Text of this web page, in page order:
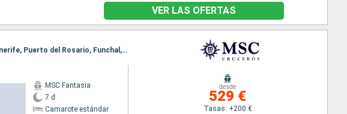
VER LAS OFERTAS
Itinerario : Arrecife, Las Palmas, Santa Cruz de la Palma, Santa Cruz de Tenerife, Puerto del Rosario, Funchal, Arrecife
MSC Fantasia
7 d
Camarote estándar
desde
529 €
Tasas: +200 €